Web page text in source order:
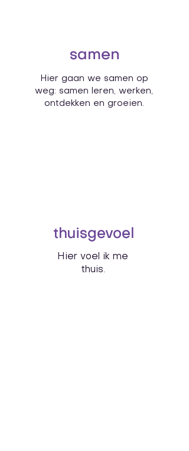
samen
Hier gaan we samen op
weg: samen leren, werken,
ontdekken en groeien.
thuisgevoel
Hier voel ik me
thuis.